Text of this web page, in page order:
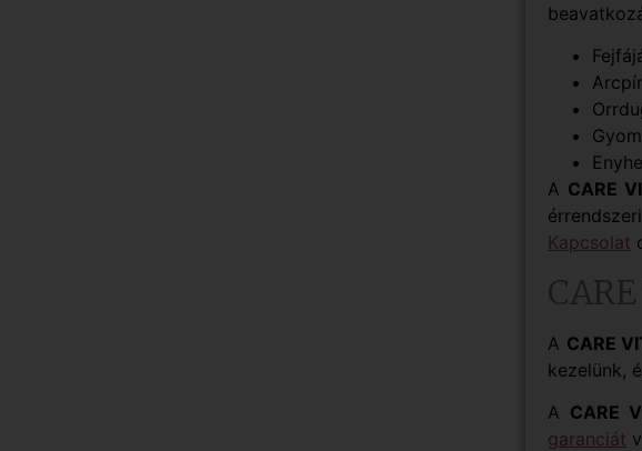
Arcpír
A CARE
Kapcsolat
A CARE
kezelünk,
A CARE
garanciát